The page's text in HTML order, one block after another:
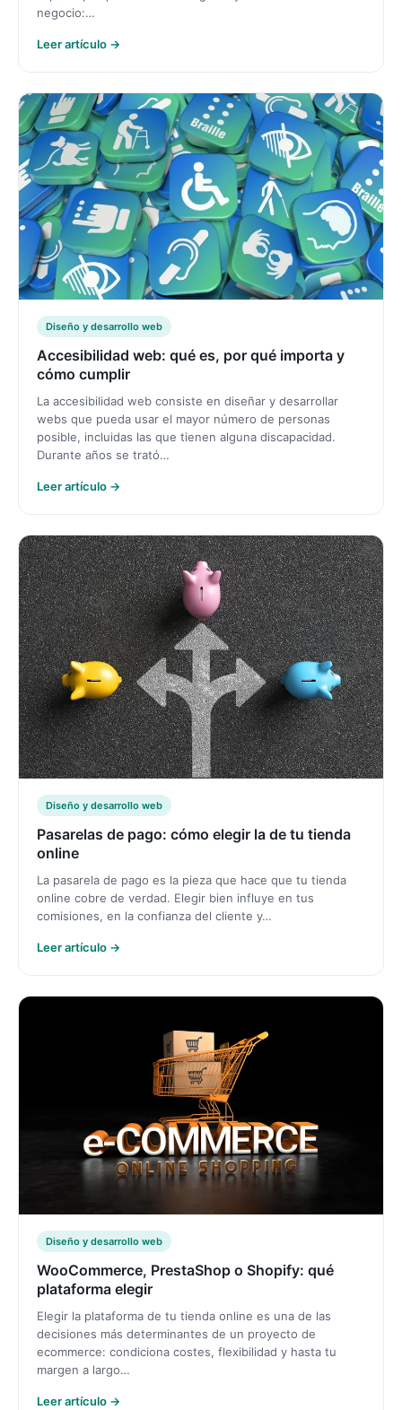
negocio:…
Leer artículo →
Diseño y desarrollo web
Accesibilidad web: qué es, por qué importa y
cómo cumplir
La accesibilidad web consiste en diseñar y desarrollar
webs que pueda usar el mayor número de personas
posible, incluidas las que tienen alguna discapacidad.
Durante años se trató…
Leer artículo →
Diseño y desarrollo web
Pasarelas de pago: cómo elegir la de tu tienda
online
La pasarela de pago es la pieza que hace que tu tienda
online cobre de verdad. Elegir bien influye en tus
comisiones, en la confianza del cliente y…
Leer artículo →
Diseño y desarrollo web
WooCommerce, PrestaShop o Shopify: qué
plataforma elegir
Elegir la plataforma de tu tienda online es una de las
decisiones más determinantes de un proyecto de
ecommerce: condiciona costes, flexibilidad y hasta tu
margen a largo…
Leer artículo →